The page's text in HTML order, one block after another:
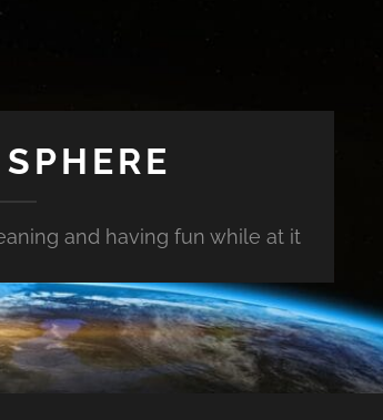
and having fun while at it